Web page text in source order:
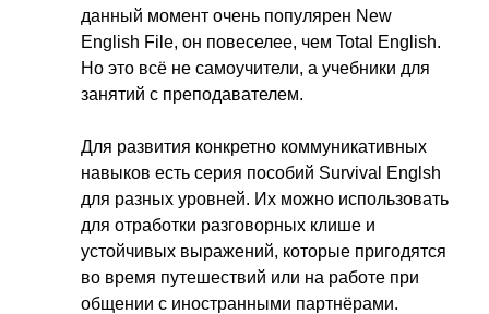
данный момент очень популярен New
English File, он повеселее, чем Total English.
Но это всё не самоучители, а учебники для
занятий с преподавателем.
Для развития конкретно коммуникативных
навыков есть серия пособий Survival
Englsh
для разных уровней. Их можно использовать
для отработки разговорных клише и
устойчивых выражений, которые пригодятся
во время путешествий или на работе при
общении с иностранными партнёрами.